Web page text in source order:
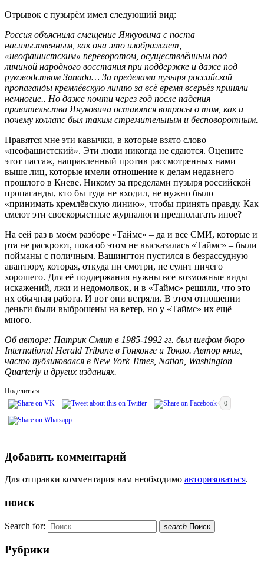
Отрывок с пузырём имел следующий вид:
Россия объяснила смещение Янкуовича с поста
насильственным, как она это изображает,
«неофашистским» переворотом, осуществлённым под
личиной народного восстания при поддержке и даже под
руководством Запада… За пределами пузыря российской
пропаганды кремлёвскую линию за всё время всерьёз приняли
немногие.. Но даже почти через год после падения
правительства Януковича остаются вопросы о том, как и
почему коллапс был таким стремительным и бесповоротным.
Нравятся мне эти кавычки, в которые взято слово
«неофашистский». Эти люди никогда не сдаются. Оцените
этот пассаж, направленный против рассмотренных нами
выше лиц, которые имели отношение к делам недавнего
прошлого в Киеве. Никому за пределами пузыря российской
пропаганды, кто бы туда не входил, не нужно было
«принимать кремлёвскую линию», чтобы принять правду. Как
смеют эти своекорыстные журналюги предполагать иное?
На сей раз в моём разборе «Таймс» – да и все СМИ, которые и
рта не раскроют, пока об этом не высказалась «Таймс» – были
пойманы с поличным. Вашингтон пустился в безрассудную
авантюру, которая, откуда ни смотри, не сулит ничего
хорошего. Для её поддержания нужны все возможные виды
искажений, лжи и недомолвок, и в «Таймс» решили, что это
их обычная работа. И вот они встряли. В этом отношении
деньги были выброшены на ветер, но у «Таймс» их ещё
много.
Об авторе: Патрик Смит в 1985-1992 гг. был шефом бюро
International Herald Tribune в Гонконге и Токио. Автор книг,
часто публиковался в New York Times Nation Washington
Quarterly и других изданиях.
Поделиться...
0
Добавить комментарий
Для отправки комментария вам необходимо авторизоваться.
поиск
Search for: search Поиск
Рубрики